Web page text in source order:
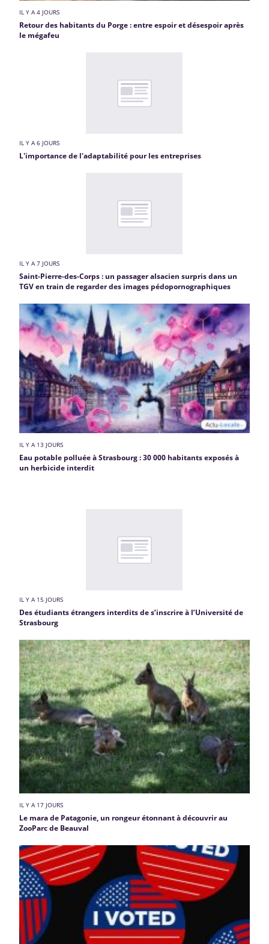
IL Y A 4 JOURS
Retour des habitants du Porge : entre espoir et désespoir après
le mégafeu
IL Y A 6 JOURS
L'importance de l'adaptabilité pour les entreprises
IL Y A 7 JOURS
Saint-Pierre-des-Corps : un passager alsacien surpris dans un
TGV en train de regarder des images pédopornographiques
IL Y A 13 JOURS
Eau potable polluée à Strasbourg : 30 000 habitants exposés à
un herbicide interdit
IL Y A 15 JOURS
Des étudiants étrangers interdits de s’inscrire à l’Université de
Strasbourg
IL Y A 17 JOURS
Le mara de Patagonie, un rongeur étonnant à découvrir au
ZooParc de Beauval